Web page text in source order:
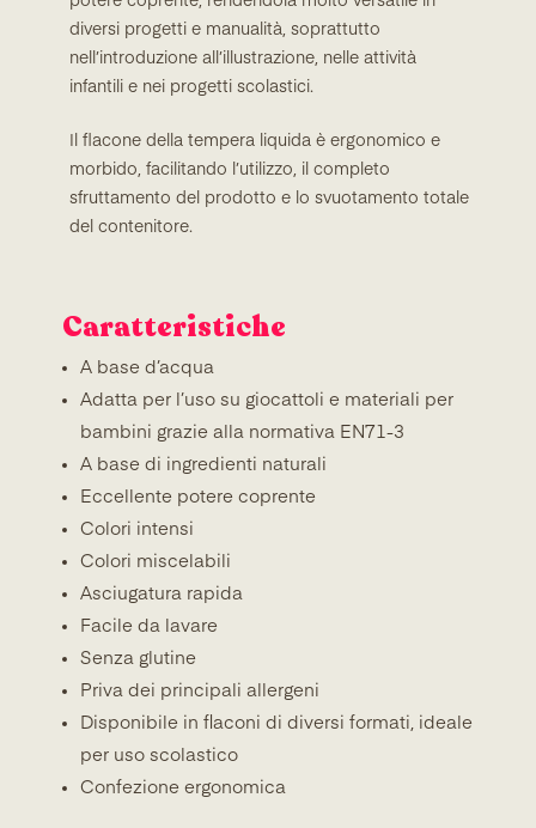
diversi progetti e manualità, soprattutto
nell’introduzione all’illustrazione, nelle attività
infantili e nei progetti scolastici.
Il flacone della tempera liquida è ergonomico e
morbido, facilitando l’utilizzo, il completo
sfruttamento del prodotto e lo svuotamento totale
del contenitore.
Caratteristiche
A base d’acqua
Adatta per l’uso su giocattoli e materiali per
bambini grazie alla normativa EN71-3
A base di ingredienti naturali
Eccellente potere coprente
Colori intensi
Colori miscelabili
Asciugatura rapida
Facile da lavare
Senza glutine
Priva dei principali allergeni
Disponibile in flaconi di diversi formati, ideale
per uso scolastico
Confezione ergonomica